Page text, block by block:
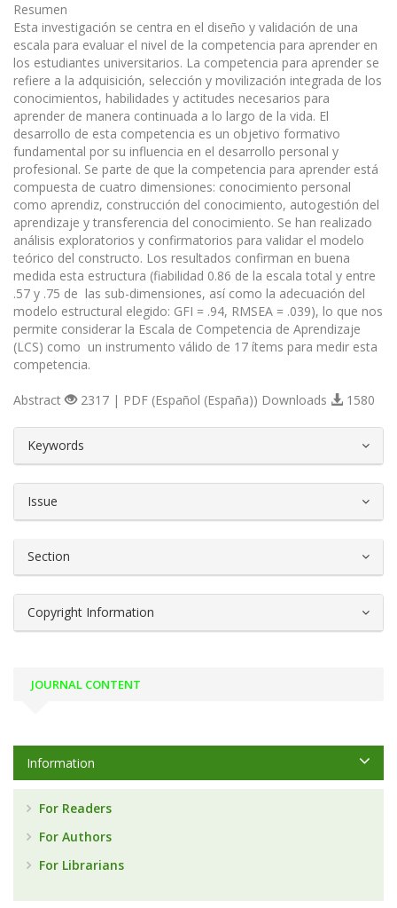
Resumen
Esta investigación se centra en el diseño y validación de una
escala para evaluar el nivel de la competencia para aprender en
los estudiantes universitarios. La competencia para aprender se
refiere a la adquisición, selección y movilización integrada de los
conocimientos, habilidades y actitudes necesarios para
aprender de manera continuada a lo largo de la vida. El
desarrollo de esta competencia es un objetivo formativo
fundamental por su influencia en el desarrollo personal y
profesional. Se parte de que la competencia para aprender está
compuesta de cuatro dimensiones: conocimiento personal
como aprendiz, construcción del conocimiento, autogestión del
aprendizaje y transferencia del conocimiento. Se han realizado
análisis exploratorios y confirmatorios para validar el modelo
teórico del constructo. Los resultados confirman en buena
medida esta estructura (fiabilidad 0.86 de la escala total y entre
.57 y .75 de las sub-dimensiones, así como la adecuación del
modelo estructural elegido: GFI = .94, RMSEA = .039), lo que nos
permite considerar la Escala de Competencia de Aprendizaje
(LCS) como un instrumento válido de 17 ítems para medir esta
competencia.
Abstract 2317 | PDF (Español (España)) Downloads 1580
Keywords
Issue
Section
Copyright Information
JOURNAL CONTENT
Information
For Readers
For Authors
For Librarians